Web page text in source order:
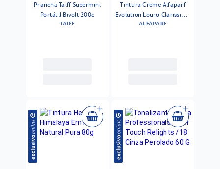
Prancha Taiff Supermini
Portátil Bivolt 200c
TAIFF
Tintura Creme Alfaparf
Evolution Louro Clarissimo
Cinza 9.1
ALFAPARF